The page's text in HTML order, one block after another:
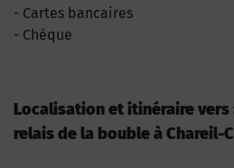
Cartes bancaires
Chèque
Localisation et itinéraire vers
relais de la bouble à Chareil-